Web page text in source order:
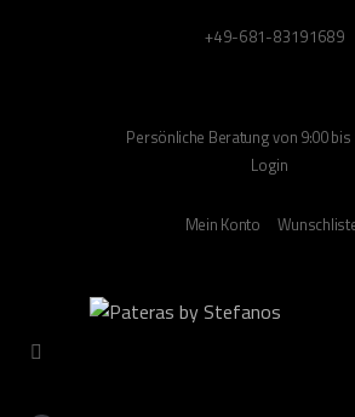
+49-681-83191689
Persönliche Beratung von 9:00 bis
Login
Mein Konto